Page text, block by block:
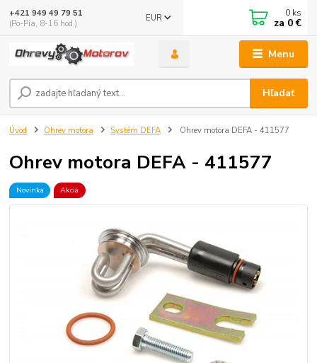
Menu
EUR
Hľadať
+421 949 49 79 51
(Po-Pia, 8-16 hod.)
0 ks
za 0 €
Úvod Ohrev motora Systém DEFA Ohrev motora DEFA - 411577
Ohrev motora DEFA - 411577
Novinka Akcia